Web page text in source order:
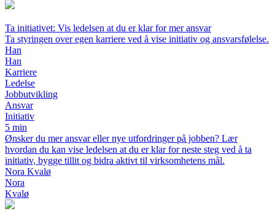
Ta initiativet: Vis ledelsen at du er klar for mer ansvar
Ta styringen over egen karriere ved å vise initiativ og ansvarsfølelse.
Han
Han
Karriere
Ledelse
Jobbutvikling
Ansvar
Initiativ
5 min
Ønsker du mer ansvar eller nye utfordringer på jobben? Lær
hvordan du kan vise ledelsen at du er klar for neste steg ved å ta
initiativ, bygge tillit og bidra aktivt til virksomhetens mål.
Nora Kvalø
Nora
Kvalø